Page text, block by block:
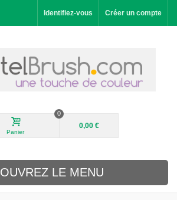
Identifiez-vous Créer un compte
Panier
0
0,00 €
OUVREZ LE MENU